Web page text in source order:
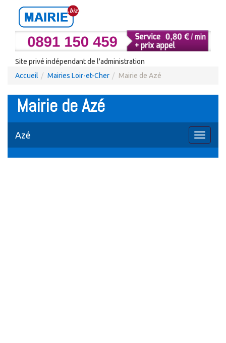
Site privé indépendant de l'administration
Accueil
Mairies Loir-et-Cher Mairie de Azé
Mairie de Azé
Toggle
Azé